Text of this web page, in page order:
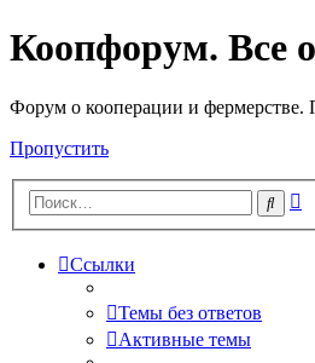
Коопфорум. Все
Форум о кооперации и фермерстве.
Пропустить
Поиск
Ссылки
Темы без ответов
Активные темы